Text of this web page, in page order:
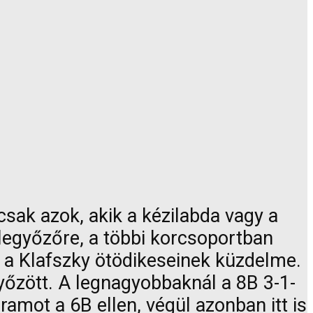
azok, akik a kézilabda vagy a
a többi korcsoportban
Klafszky ötödikeseinek küzdelme.
A legnagyobbaknál a 8B 3-1-
a 6B ellen, végül azonban itt is